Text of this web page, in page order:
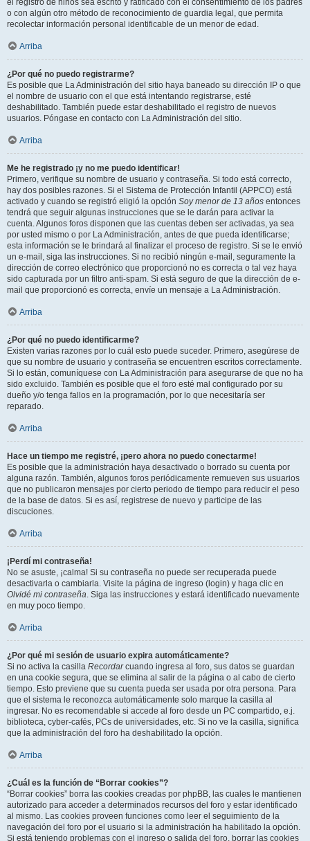
el registro de niños sea escrito y ratificado con el consentimiento de los padres
o con algún otro método de reconocimiento de guardia legal, que permita
recolectar información personal identificable de un menor de edad.
Arriba
¿Por qué no puedo registrarme?
Es posible que La Administración del sitio haya baneado su dirección IP o que
el nombre de usuario con el que está intentando registrarse, esté
deshabilitado. También puede estar deshabilitado el registro de nuevos
usuarios. Póngase en contacto con La Administración del sitio.
Arriba
Me he registrado ¡y no me puedo identificar!
Primero, verifique su nombre de usuario y contraseña. Si todo está correcto,
hay dos posibles razones. Si el Sistema de Protección Infantil (APPCO) está
activado y cuando se registró eligió la opción Soy menor de 13 años entonces
tendrá que seguir algunas instrucciones que se le darán para activar la
cuenta. Algunos foros disponen que las cuentas deben ser activadas, ya sea
por usted mismo o por La Administración, antes de que pueda identificarse;
esta información se le brindará al finalizar el proceso de registro. Si se le envió
un e-mail, siga las instrucciones. Si no recibió ningún e-mail, seguramente la
dirección de correo electrónico que proporcionó no es correcta o tal vez haya
sido capturada por un filtro anti-spam. Si está seguro de que la dirección de e-
mail que proporcionó es correcta, envíe un mensaje a La Administración.
Arriba
¿Por qué no puedo identificarme?
Existen varias razones por lo cuál esto puede suceder. Primero, asegúrese de
que su nombre de usuario y contraseña se encuentren escritos correctamente.
Si lo están, comuníquese con La Administración para asegurarse de que no ha
sido excluido. También es posible que el foro esté mal configurado por su
dueño y/o tenga fallos en la programación, por lo que necesitaría ser
reparado.
Arriba
Hace un tiempo me registré, ¡pero ahora no puedo conectarme!
Es posible que la administración haya desactivado o borrado su cuenta por
alguna razón. También, algunos foros periódicamente remueven sus usuarios
que no publicaron mensajes por cierto periodo de tiempo para reducir el peso
de la base de datos. Si es así, registrese de nuevo y participe de las
discuciones.
Arriba
¡Perdí mi contraseña!
No se asuste, ¡calma! Si su contraseña no puede ser recuperada puede
desactivarla o cambiarla. Visite la página de ingreso (login) y haga clic en
Olvidé mi contraseña. Siga las instrucciones y estará identificado nuevamente
en muy poco tiempo.
Arriba
¿Por qué mi sesión de usuario expira automáticamente?
Si no activa la casilla Recordarcuando ingresa al foro, sus datos se guardan
en una cookie segura, que se elimina al salir de la página o al cabo de cierto
tiempo. Esto previene que su cuenta pueda ser usada por otra persona. Para
que el sistema le reconozca automáticamente solo marque la casilla al
ingresar. No es recomendable si accede al foro desde un PC compartido, e.j.
biblioteca, cyber-cafés, PCs de universidades, etc. Si no ve la casilla, significa
que la administración del foro ha deshabilitado la opción.
Arriba
¿Cuál es la función de “Borrar cookies”?
“Borrar cookies” borra las cookies creadas por phpBB, las cuales le mantienen
autorizado para acceder a determinados recursos del foro y estar identificado
al mismo. Las cookies proveen funciones como leer el seguimiento de la
navegación del foro por el usuario si la administración ha habilitado la opción.
Si está teniendo problemas con el ingreso o salida del foro, borrar las cookies